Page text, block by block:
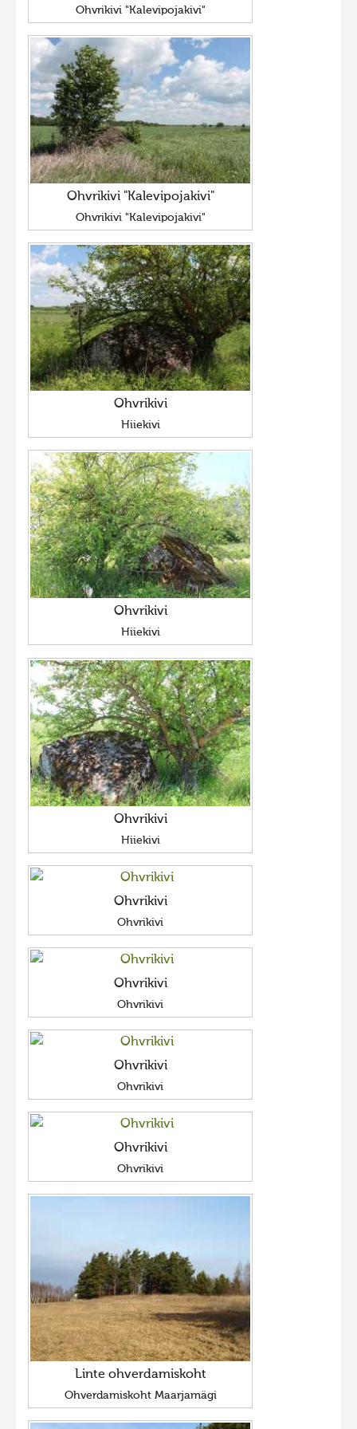
Фотоконкурс 2015
Фотоконкурс 2014
Фотоконкурс 2013
Фотоконкурс 2012
Фотоконкурс 2011
Фотоконкурс 2010
Фотоконкурс 2009
Фотоконкурс 2008
Ohvrikivi "Kalevipojakivi"
Ohvrikivi "Kalevipojakivi"
Ohvrikivi "Kalevipojakivi"
Ohvrikivi
Hiiekivi
Ohvrikivi
Hiiekivi
Ohvrikivi
Hiiekivi
Ohvrikivi
Ohvrikivi
Ohvrikivi
Ohvrikivi
Ohvrikivi
Ohvrikivi
Ohvrikivi
Ohvrikivi
Linte ohverdamiskoht
Ohverdamiskoht Maarjamägi